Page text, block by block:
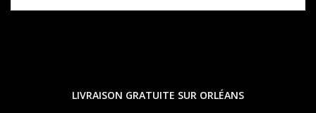
LIVRAISON GRATUITE SUR ORLÉANS